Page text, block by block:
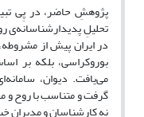
پژوهشِ حاضر، در پِی
تحلیلِ پدیدارشناسانه‌ی
در ایران پیش از
بوروکراسی، بلکه بر
می‌یافت. دیوان‌،
گرفت و متناسب با روح و
نه کارشناسان و مدیران